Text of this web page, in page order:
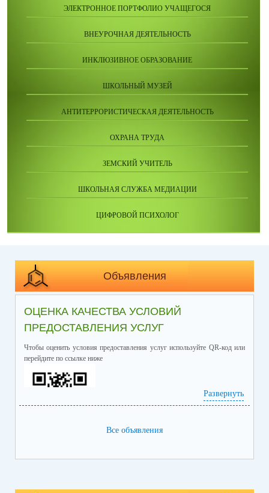
ЭЛЕКТРОННОЕ ПОРТФОЛИО УЧАЩЕГОСЯ
ВНЕУРОЧНАЯ ДЕЯТЕЛЬНОСТЬ
ИНКЛЮЗИВНОЕ ОБРАЗОВАНИЕ
ШКОЛЬНЫЙ МУЗЕЙ
АНТИТЕРРОРИСТИЧЕСКАЯ ДЕЯТЕЛЬНОСТЬ
ОХРАНА ТРУДА
ЗЕМСКИЙ УЧИТЕЛЬ
ШКОЛЬНАЯ СЛУЖБА МЕДИАЦИИ
ЦИФРОВОЙ ПСИХОЛОГ
Объявления
ОЦЕНКА КАЧЕСТВА УСЛОВИЙ
ПРЕДОСТАВЛЕНИЯ УСЛУГ
Чтобы оценить условия предоставления услуг используйте QR-код или
перейдите по ссылке ниже
Развернуть
Все объявления